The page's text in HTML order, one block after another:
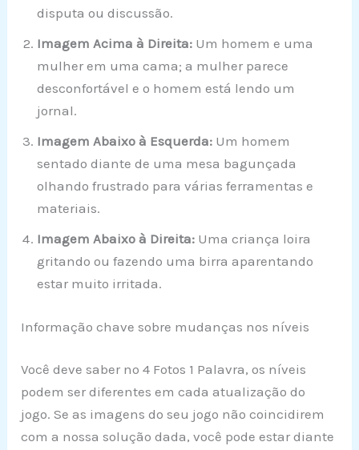
disputa ou discussão.
Imagem Acima à Direita: Um homem e uma
mulher em uma cama; a mulher parece
desconfortável e o homem está lendo um
jornal.
Imagem Abaixo à Esquerda: Um homem
sentado diante de uma mesa bagunçada
olhando frustrado para várias ferramentas e
materiais.
Imagem Abaixo à Direita: Uma criança loira
gritando ou fazendo uma birra aparentando
estar muito irritada.
Informação chave sobre mudanças nos níveis
Você deve saber no 4 Fotos 1 Palavra, os níveis
podem ser diferentes em cada atualização do
jogo. Se as imagens do seu jogo não coincidirem
com a nossa solução dada, você pode estar diante